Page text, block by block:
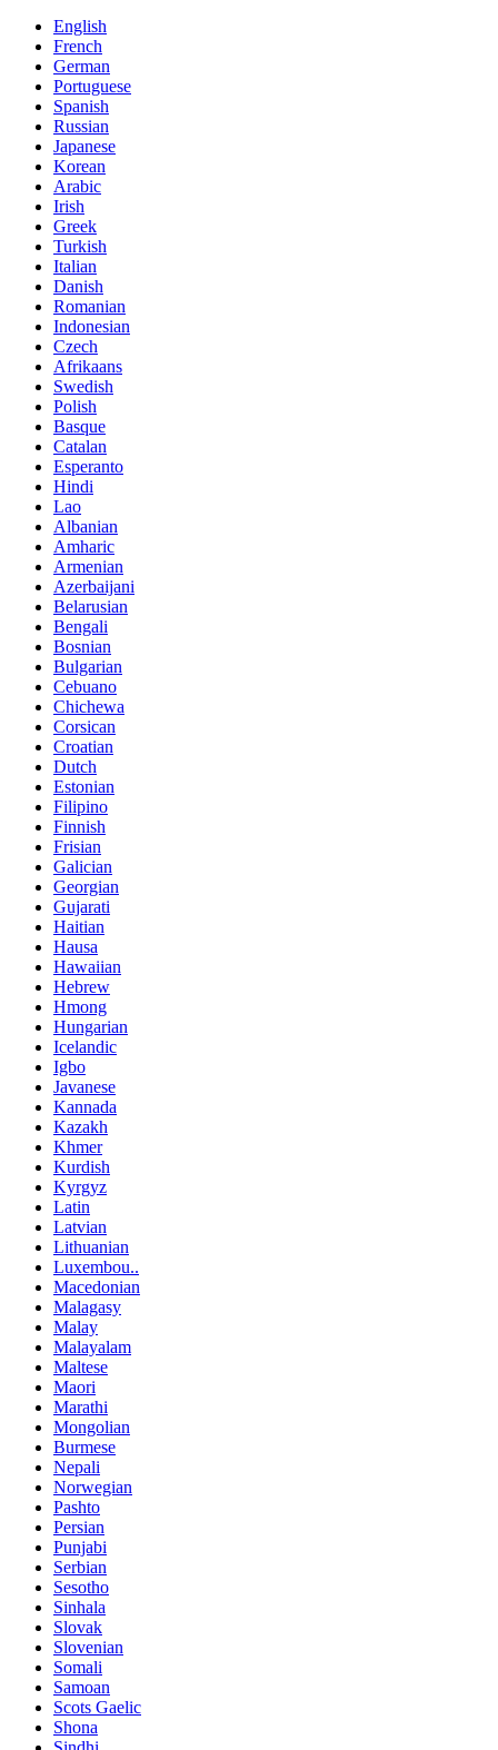
English
French
German
Portuguese
Spanish
Russian
Japanese
Korean
Arabic
Irish
Greek
Turkish
Italian
Danish
Romanian
Indonesian
Czech
Afrikaans
Swedish
Polish
Basque
Catalan
Esperanto
Hindi
Lao
Albanian
Amharic
Armenian
Azerbaijani
Belarusian
Bengali
Bosnian
Bulgarian
Cebuano
Chichewa
Corsican
Croatian
Dutch
Estonian
Filipino
Finnish
Frisian
Galician
Georgian
Gujarati
Haitian
Hausa
Hawaiian
Hebrew
Hmong
Hungarian
Icelandic
Igbo
Javanese
Kannada
Kazakh
Khmer
Kurdish
Kyrgyz
Latin
Latvian
Lithuanian
Luxembou..
Macedonian
Malagasy
Malay
Malayalam
Maltese
Maori
Marathi
Mongolian
Burmese
Nepali
Norwegian
Pashto
Persian
Punjabi
Serbian
Sesotho
Sinhala
Slovak
Slovenian
Somali
Samoan
Scots Gaelic
Shona